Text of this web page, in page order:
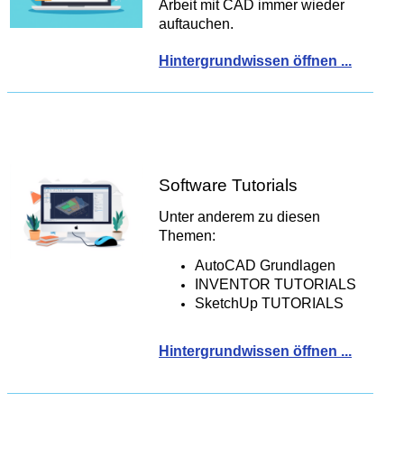
Arbeit mit CAD immer wieder
auftauchen.
Hintergrundwissen öffnen ...
Software Tutorials
Unter anderem zu diesen
Themen:
AutoCAD Grundlagen
INVENTOR TUTORIALS
SketchUp TUTORIALS
Hintergrundwissen öffnen ...